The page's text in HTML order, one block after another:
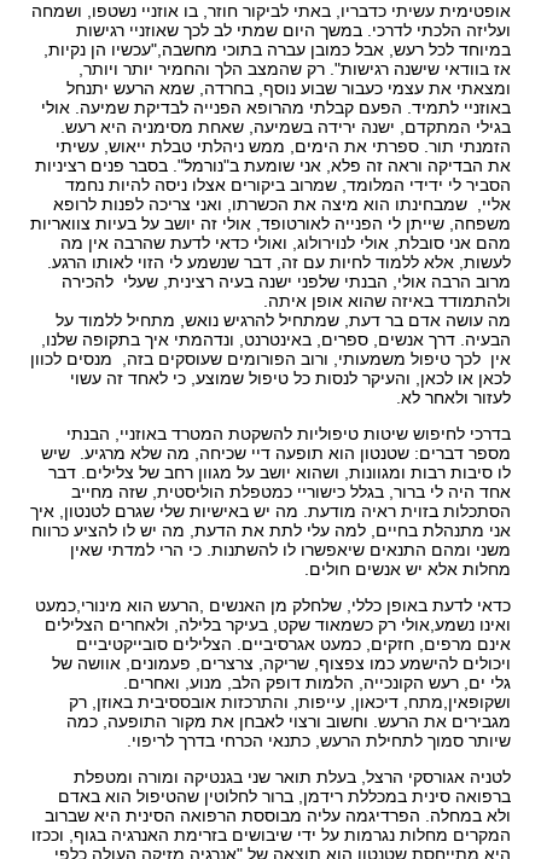
אופטימית עשיתי כדבריו, באתי לביקור חוזר, בו אוזניי נשטפו, ושמחה
ועליזה הלכתי לדרכי. במשך היום שמתי לב לכך שאוזניי רגישות
במיוחד לכל רעש, אבל כמובן עברה בתוכי מחשבה,"עכשיו הן נקיות,
אז בוודאי שישנה רגישות". רק שהמצב הלך והחמיר יותר ויותר,
ומצאתי את עצמי כעבור שבוע נוסף, בחרדה, שמא הרעש יתנחל
באוזניי לתמיד. הפעם קבלתי מהרופא הפנייה לבדיקת שמיעה. אולי
בגילי המתקדם, ישנה ירידה בשמיעה, שאחת מסימניה היא רעש.
הזמנתי תור. ספרתי את הימים, ממש ניהלתי טבלת ייאוש, עשיתי
את הבדיקה וראה זה פלא, אני שומעת ב"נורמל". בסבר פנים רציניות
הסביר לי ידידי המלומד, שמרוב ביקורים אצלו ניסה להיות נחמד
אליי, שמבחינתו הוא מיצה את הכשרתו, ואני צריכה לפנות לרופא
משפחה, שייתן לי הפנייה לאורטופד, אולי זה יושב על בעיות צוואריות
מהם אני סובלת, אולי לנוירולוג, ואולי כדאי לדעת שהרבה אין מה
לעשות, אלא ללמוד לחיות עם זה, דבר שנשמע לי הזוי לאותו הרגע.
מרוב הרבה אולי, הבנתי שלפני ישנה בעיה רצינית, שעלי להכירה
ולהתמודד באיזה שהוא אופן איתה.
מה עושה אדם בר דעת, שמתחיל להרגיש נואש, מתחיל ללמוד על
הבעיה. דרך אנשים, ספרים, באינטרנט, ונדהמתי איך בתקופה שלנו,
אין לכך טיפול משמעותי, ורוב הפורומים שעוסקים בזה, מנסים לכוון
לכאן או לכאן, והעיקר לנסות כל טיפול שמוצע, כי לאחד זה עשוי
לעזור ולאחר לא.
בדרכי לחיפוש שיטות טיפוליות להשקטת המטרד באוזניי, הבנתי
מספר דברים: שטנטון הוא תופעה דיי שכיחה, מה שלא מרגיע. שיש
לו סיבות רבות ומגוונות, ושהוא יושב על מגוון רחב של צלילים. דבר
אחד היה לי ברור, בגלל כישוריי כמטפלת הוליסטית, שזה מחייב
הסתכלות בזוית ראיה מודעת. מה יש באישיות שלי שגרם לטנטון, איך
אני מתנהלת בחיים, למה עלי לתת את הדעת, מה יש לו להציע כרווח
משני ומהם התנאים שיאפשרו לו להשתנות. כי הרי למדתי שאין
מחלות אלא יש אנשים חולים.
כדאי לדעת באופן כללי, שלחלק מן האנשים ,הרעש הוא מינורי,כמעט
ואינו נשמע,אולי רק כשמאוד שקט, בעיקר בלילה, ולאחרים הצלילים
אינם מרפים, חזקים, כמעט אגרסיביים. הצלילים סובייקטיביים
ויכולים להישמע כמו צפצוף, שריקה, צרצרים, פעמונים, אוושה של
גלי ים, רעש הקונכייה, הלמות דופק הלב, מנוע, ואחרים.
ושקופאין,מתח, דיכאון, עייפות, והתרכזות אובססיבית באוזן, רק
מגבירים את הרעש. וחשוב ורצוי לאבחן את מקור התופעה, כמה
שיותר סמוך לתחילת הרעש, כתנאי הכרחי בדרך לריפוי.
לטניה אגורסקי הרצל, בעלת תואר שני בגנטיקה ומורה ומטפלת
ברפואה סינית במכללת רידמן, ברור לחלוטין שהטיפול הוא באדם
ולא במחלה. הפרדיגמה עליה מבוססת הרפואה הסינית היא שברוב
המקרים מחלות נגרמות על ידי שיבושים בזרימת האנרגיה בגוף, וככזו
היא מתייחסת שטנטון הוא תוצאה של "אנרגיה מזיקה העולה כלפי